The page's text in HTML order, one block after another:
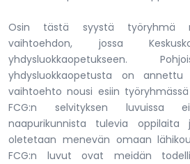
Osin tästä syystä työryhmä
vaihtoehdon, jossa
yhdysluokkaopetukseen.
yhdysluokkaopetusta on
vaihtoehto nousi esiin
FCG:n selvityksen luvuissa
naapurikunnista tulevia oppilaita
oletetaan menevän omaan
FCG:n luvut ovat meidän